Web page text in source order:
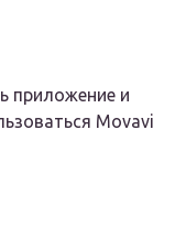
приложение и
Movavi